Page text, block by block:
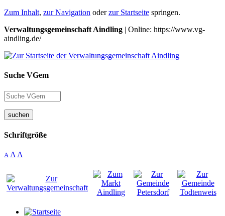
Zum Inhalt, zur Navigation oderzur Startseite springen.
Verwaltungsgemeinschaft Aindling | Online: https://www.vg-
aindling.de/
Suche VGem
suchen
Schriftgröße
A A A